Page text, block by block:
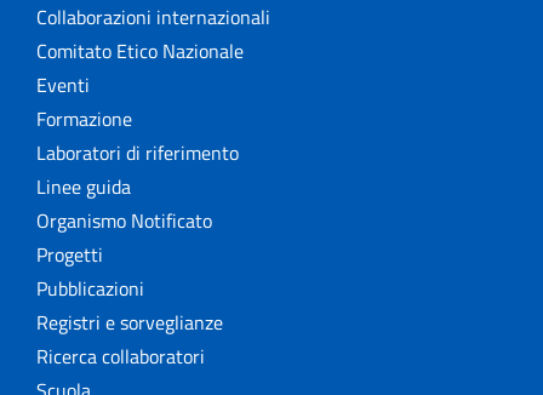
Collaborazioni internazionali
Comitato Etico Nazionale
Eventi
Formazione
Laboratori di riferimento
Linee guida
Organismo Notificato
Progetti
Pubblicazioni
Registri e sorveglianze
Ricerca collaboratori